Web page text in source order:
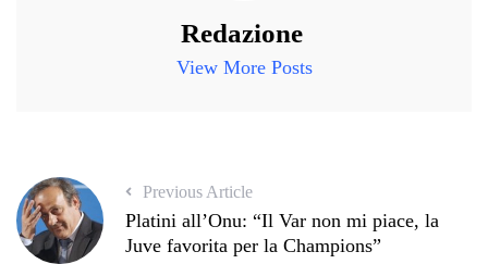
Redazione
View More Posts
Previous Article
Platini all’Onu: “Il Var non mi piace, la
Juve favorita per la Champions”